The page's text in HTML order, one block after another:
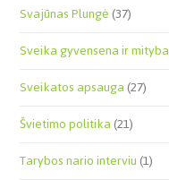
Svajūnas Plungė(37)
Sveika gyvensena ir mityba
Sveikatos apsauga(27)
Švietimo politika(21)
Tarybos nario interviu(1)